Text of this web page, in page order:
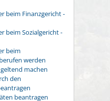
beim Finanzgericht -
beim Sozialgericht -
beim
werden
machen
den
beantragen